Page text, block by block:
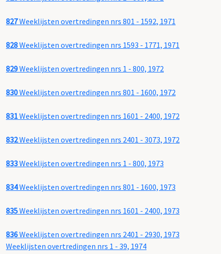
827Weeklijsten overtredingen nrs 801 - 1592, 1971
828Weeklijsten overtredingen nrs 1593 - 1771, 1971
829Weeklijsten overtredingen nrs 1 - 800, 1972
830Weeklijsten overtredingen nrs 801 - 1600, 1972
831Weeklijsten overtredingen nrs 1601 - 2400, 1972
832Weeklijsten overtredingen nrs 2401 - 3073, 1972
833Weeklijsten overtredingen nrs 1 - 800, 1973
834Weeklijsten overtredingen nrs 801 - 1600, 1973
835Weeklijsten overtredingen nrs 1601 - 2400, 1973
836Weeklijsten overtredingen nrs 2401 - 2930, 1973
Weeklijsten overtredingen nrs 1 - 39, 1974